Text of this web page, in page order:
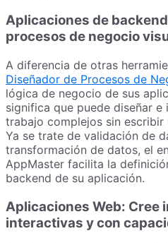
Aplicaciones de
procesos de negocio
A diferencia de otras
Diseñador de Procesos de
lógica de negocio de sus
significa que puede diseñar
trabajo complejos sin escribir
Ya se trate de validación de
transformación de datos, el
AppMaster facilita la
backend de su aplicación.
Aplicaciones Web: Cree
interactivas y con